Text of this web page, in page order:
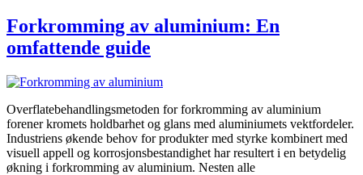
Forkromming av aluminium: En
omfattende guide
Overflatebehandlingsmetoden for forkromming av aluminium
forener kromets holdbarhet og glans med aluminiumets vektfordeler.
Industriens økende behov for produkter med styrke kombinert med
visuell appell og korrosjonsbestandighet har resultert i en betydelig
økning i forkromming av aluminium. Nesten alle